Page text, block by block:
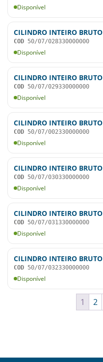
Disponível
CILINDRO INTEIRO
COD 50/07/028330000000
Disponível
CILINDRO INTEIRO
COD 50/07/029330000000
Disponível
CILINDRO INTEIRO
COD 50/07/002330000000
Disponível
CILINDRO INTEIRO
COD 50/07/030330000000
Disponível
CILINDRO INTEIRO
COD 50/07/031330000000
Disponível
CILINDRO INTEIRO
COD 50/07/032330000000
Disponível
1 2